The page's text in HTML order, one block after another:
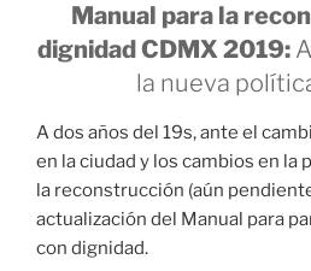
Manual para la
dignidad CDMX 2019:
la nueva
A dos años del 19s, ante el
en la ciudad y los cambios en la
la reconstrucción (aún
actualización del Manual para
con dignidad.